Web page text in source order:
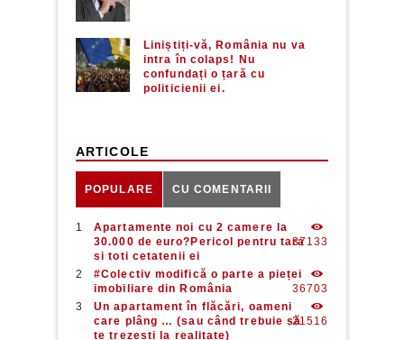
Liniștiți-vă, România nu va
intra în colaps! Nu
confundați o țară cu
politicienii ei.
ARTICOLE
POPULARE CU COMENTARII
Apartamente noi cu 2 camere la
30.000 de euro?Pericol pentru tara
si toti cetatenii ei
37133
#Colectiv modifică o parte a pieței
imobiliare din România
36703
Un apartament în flăcări, oameni
care plâng … (sau când trebuie să
te trezești la realitate)
21516